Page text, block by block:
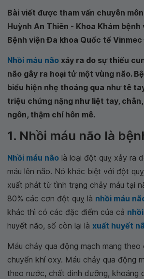
Bài viết được tham vấn chuyên
Huỳnh An Thiên - Khoa Khám bệnh
Bệnh viện Đa khoa Quốc tế Vinmec
Nhồi máu não xảy ra do sự thiếu
não gây ra hoại tử một vùng não.
biểu hiện nhẹ thoáng qua như tê
triệu chứng nặng như liệt tay,
ngôn, thậm chí hôn mê.
1. Nhồi máu não là
Nhồi máu não là loại đột quỵ xảy ra
máu lên não. Nó khác biệt với đột
xuất phát từ tình trạng chảy máu tại
80% các cơn đột quỵ là nhồi máu
khác thì có các đặc điểm của cả
huyết não, số còn lại là xuất huyết
Máu chảy qua động mạch mang theo
chuyển khí oxy. Máu chảy qua động
theo nước, chất dinh dưỡng, khoáng